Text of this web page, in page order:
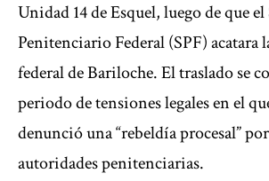
Unidad 14 de Esquel, luego de que
Penitenciario Federal (SPF) acatara
federal de Bariloche. El traslado se
periodo de tensiones legales en el
denunció una “rebeldía procesal”
autoridades penitenciarias.